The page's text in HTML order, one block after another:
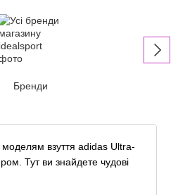
Бренди
моделям взуття adidas Ultra-
Тут ви знайдете чудові